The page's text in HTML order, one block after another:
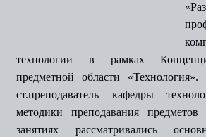
технологии в рамках
предметной области
ст.преподаватель кафедры
методики преподавания предметов
занятиях рассматривались